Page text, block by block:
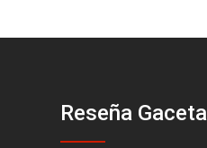
Reseña Gaceta